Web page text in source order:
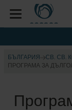
БЪЛГАРИЯ СВ. СВ.
ПРОГРАМА ЗА